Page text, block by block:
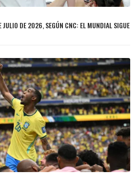
JULIO DE 2026, SEGÚN CNC: EL MUNDIAL SIGUE